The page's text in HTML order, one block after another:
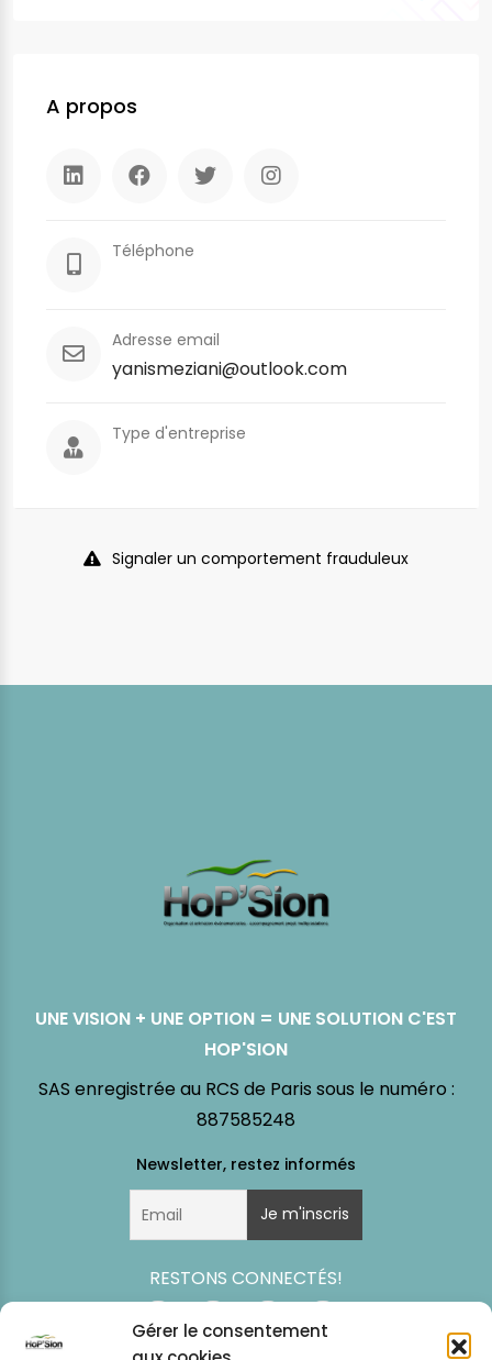
Gérer le consentement
A propos
Téléphone
Adresse email
yanismeziani@outlook.com
Type d'entreprise
Signaler un comportement frauduleux
UNE VISION + UNE OPTION = UNE SOLUTION C'EST
HOP'SION
SAS enregistrée au RCS de Paris sous le numéro :
887585248
RESTONS CONNECTÉS!